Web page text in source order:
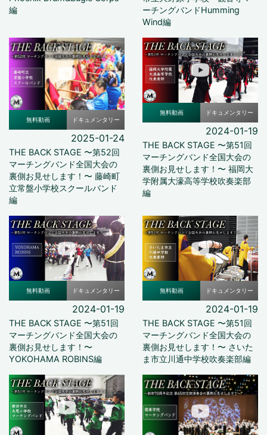
編
ーチングバンドHumming
Wind編
無料動画 ドキュメンタリー
2025-01-24
THE BACK STAGE 〜第52回
マーチングバンド全国大会の
裏側お見せします！〜 藤崎町
立常盤小学校スクールバンド
編
無料動画 ドキュメンタリー
2024-01-19
THE BACK STAGE 〜第51回
マーチングバンド全国大会の
裏側お見せします！〜 福岡大
学附属大濠高等学校吹奏楽部
編
無料動画 ドキュメンタリー
2024-01-19
THE BACK STAGE 〜第51回
マーチングバンド全国大会の
裏側お見せします！〜
YOKOHAMA ROBINS編
無料動画 ドキュメンタリー
2024-01-19
THE BACK STAGE 〜第51回
マーチングバンド全国大会の
裏側お見せします！〜 さいた
ま市立川通中学校吹奏楽部編